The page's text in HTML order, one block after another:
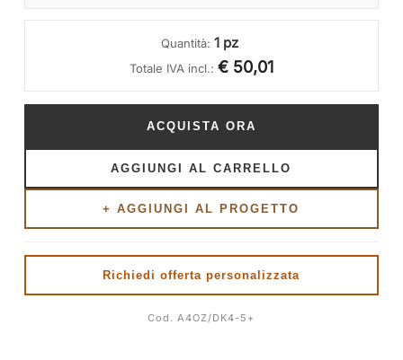
Quantità: 1 pz
Totale IVA incl.: € 50,01
ACQUISTA ORA
AGGIUNGI AL CARRELLO
+ AGGIUNGI AL PROGETTO
Richiedi offerta personalizzata
Cod. A4OZ/DK4-5+